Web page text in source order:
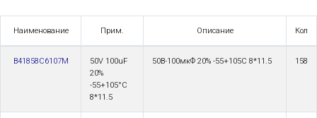
Наименование Прим. Описание Кол
B41858C6107M
50V 100uF
20%
-55+105°С
8*11.5
50В-100мкФ 20% -55+105С 8*11.5 158